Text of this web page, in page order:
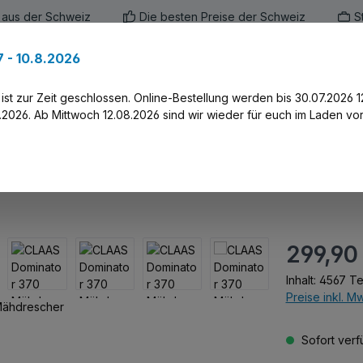
der Schweiz Die besten Preise der Schweiz
Regulärer
299,90
Inhalt: 4567
Preise inkl.
Sofort
- 10.8.2026
zur Zeit geschlossen. Online-Bestellung werden bis 30.07.2026
Ab Mittwoch 12.08.2026 sind wir wieder für euch im Laden vor